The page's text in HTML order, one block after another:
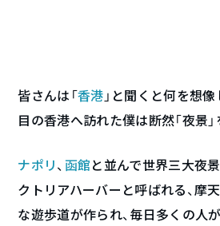
皆さんは「香港 」と聞くと何を想
目の香港へ訪れた僕は断然「夜景」
ナポリ 、 函館 と並んで世界三大夜
クトリアハーバーと呼ばれる、摩
な遊歩道が作られ、毎日多くの人